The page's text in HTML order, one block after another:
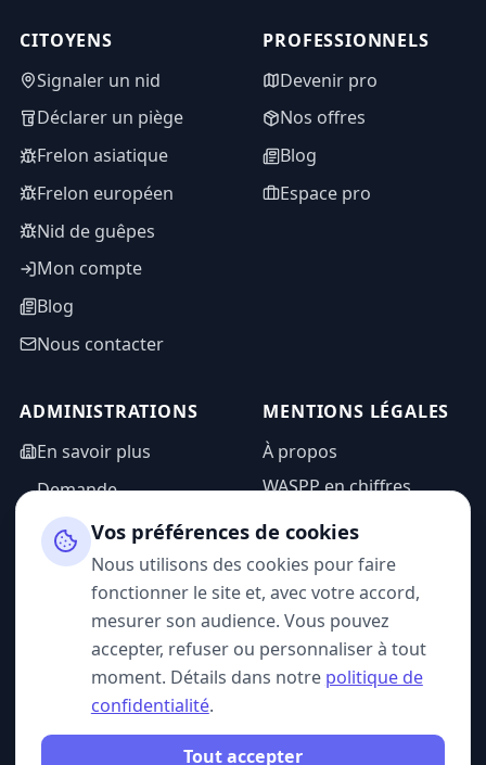
CITOYENS
Signaler un nid
Déclarer un piège
Frelon asiatique
Frelon européen
Nid de guêpes
Mon compte
Blog
Nous contacter
PROFESSIONNELS
Devenir pro
Nos offres
Blog
Espace pro
ADMINISTRATIONS
En savoir plus
Demande
d'information
Espace admin
MENTIONS LÉGALES
À propos
WASPP en chiffres
Mentions légales
Politique de
confidentialité
CGU
SUIVEZ-NOUS
Vos préférences de cookies
Nous utilisons des cookies pour faire
fonctionner le site et, avec votre accord,
mesurer son audience. Vous pouvez
accepter, refuser ou personnaliser à tout
moment. Détails dans notre politique de
confidentialité.
Tout accepter